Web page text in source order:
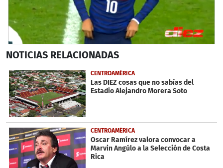
seconds
24
seconds
NOTICIAS RELACIONADAS
CENTROAMÉRICA
Las DIEZ cosas que no sabías del
Estadio Alejandro Morera Soto
CENTROAMÉRICA
Oscar Ramírez valora convocar a
Marvin Angúlo a la Selección de Costa
Rica